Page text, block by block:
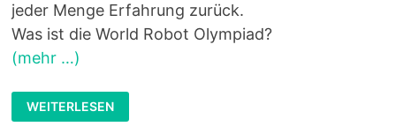
jeder Menge Erfahrung zurück.
Was ist die World Robot Olympiad?
(mehr …)
STARKER
2.
PLATZ
WEITERLESEN